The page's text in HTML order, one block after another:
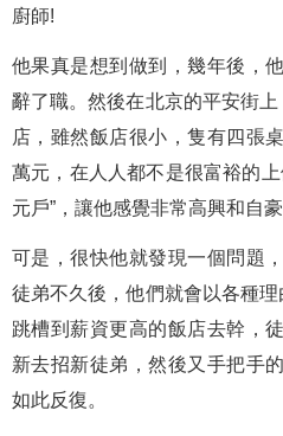
廚師!
他果真是想到做到，幾年後，
辭了職。然後在北京的平安街上
店，雖然飯店很小，隻有四張
萬元，在人人都不是很富裕的
元戶”，讓他感覺非常高興和自豪
可是，很快他就發現一個問題
徒弟不久後，他們就會以各種理
跳槽到薪資更高的飯店去幹，
新去招新徒弟，然後又手把手
如此反復。